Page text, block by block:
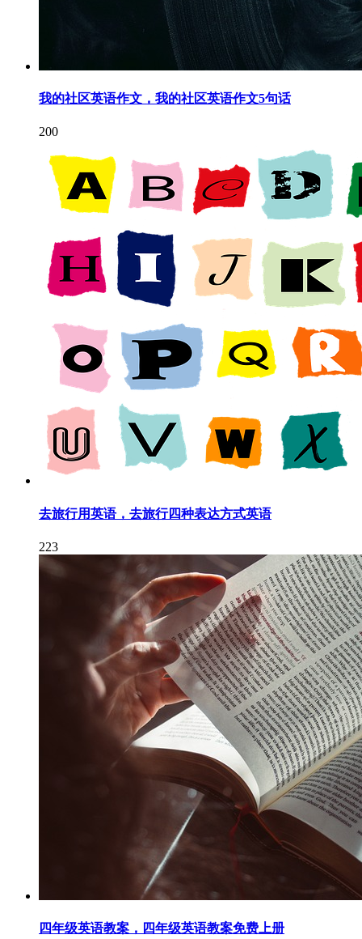
我的社区英语作文，我的社区英语作文5句话
200
去旅行用英语，去旅行四种表达方式英语
223
四年级英语教案，四年级英语教案免费上册